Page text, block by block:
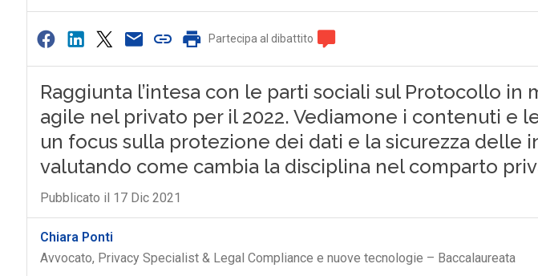
Partecipa al dibattito
Raggiunta l’intesa con le parti sociali sul Protocollo in
agile nel privato per il 2022. Vediamone i contenuti e
un focus sulla protezione dei dati e la sicurezza delle
valutando come cambia la disciplina nel comparto
Pubblicato il 17 Dic 2021
Chiara Ponti
Avvocato, Privacy Specialist & Legal Compliance e nuove tecnologie – Baccalaureata